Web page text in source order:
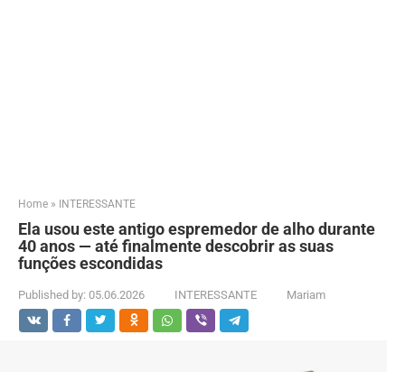
Home » INTERESSANTE
Ela usou este antigo espremedor de alho durante
40 anos — até finalmente descobrir as suas
funções escondidas
Published by: 05.06.2026 INTERESSANTE Mariam